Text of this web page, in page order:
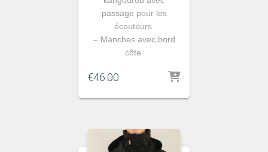
passage pour les
écouteurs
– Manches avec bord
côte
€46.00